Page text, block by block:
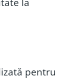
pentru